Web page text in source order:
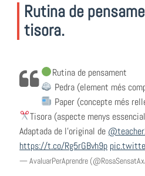
Rutina de
tisora.
Rutina de pensament
Pedra (element més
Paper (concepte més
Tisora (aspecte menys
Adaptada de l'original de
https://t.co/Rg5rGBvh9p
— AvaluarPerAprendre